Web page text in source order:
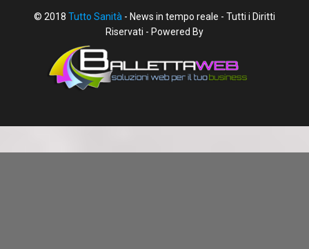
© 2018 Tutto Sanità - News in tempo reale - Tutti i Diritti
Riservati - Powered By